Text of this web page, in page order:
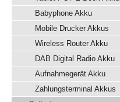
Babyphone Akku
Mobile Drucker Akkus
Wireless Router Akku
DAB Digital Radio Akku
Aufnahmegerät Akku
Zahlungsterminal Akkus